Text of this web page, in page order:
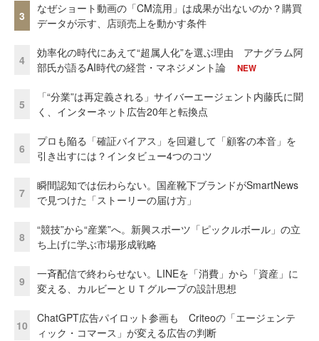
3
なぜショート動画の「CM流用」は成果が出ないのか？購買
データが示す、店頭売上を動かす条件
4
効率化の時代にあえて“超属人化”を選ぶ理由 アナグラム阿
部氏が語るAI時代の経営・マネジメント論
NEW
5
「“分業”は再定義される」サイバーエージェント内藤氏に聞
く、インターネット広告20年と転換点
6
プロも陥る「確証バイアス」を回避して「顧客の本音」を
引き出すには？インタビュー4つのコツ
7
瞬間認知では伝わらない。国産靴下ブランドがSmartNews
で見つけた「ストーリーの届け方」
8
“競技”から“産業”へ。新興スポーツ「ピックルボール」の立
ち上げに学ぶ市場形成戦略
9
一斉配信で終わらせない。LINEを「消費」から「資産」に
変える、カルビーとＵＴグループの設計思想
10
ChatGPT広告パイロット参画も Criteoの「エージェンテ
ィック・コマース」が変える広告の判断